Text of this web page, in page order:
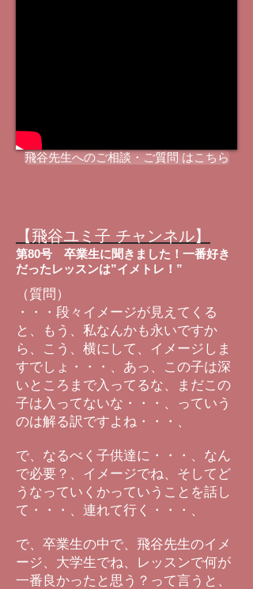
飛谷先生へのご相談・ご質問 はこちら
【飛谷ユミ子 チャンネル】
第80号 卒業生に聞きました！一番好き
だったレッスンは”イメトレ！”
（質問）
・・・段々イメージが見えてくる
と、もう、私なんかも永いですか
ら、こう、横にして、イメージしま
すでしょ・・・、あっ、この子は深
いところまで入ってるな、まだこの
子は入ってないな・・・、っていう
のは解る訳ですよね・・・、
で、なるべく子供達に・・・、なん
で必要？、イメージでね、そしてど
うなっていくかっていうことを話し
て・・・、連れて行く・・・、
で、卒業生の中で、飛谷先生のイメ
ージ、大学生でね、レッスンで何が
一番良かったと思う？って言うと、